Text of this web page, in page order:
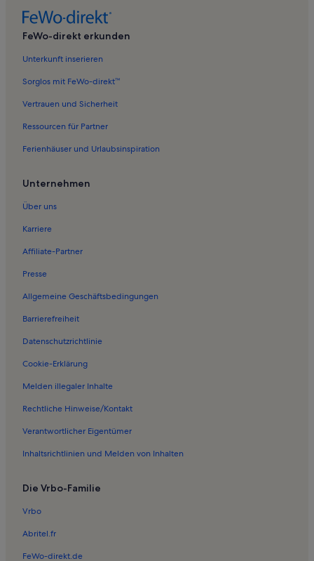
Ferienwohnungen in Sarntal
Ferienwohnungen in Prenn
Ferienwohnungen in Tal des Eisack
Ferienwohnungen in Hafling
Ferienwohnungen in Seilbahn Verdins-Tall
Ferienwohnungen in Sarntal
Ferienwohnungen in Schloss Velthurns
Ferienwohnungen in Ritten Arena
Ferienwohnungen in Seilbahn Meran 2000
Ferienwohnungen in Seilbahn Taser
Ferienwohnungen in Umlaufbahn Falzeben
Ferienwohnungen in Gudon
Ferienwohnungen in Waidbruck
Ferienwohnungen in Pfarrkirche Kastelruth
Ferienwohnungen in Verdines
Ferienwohnungen in Vahrn
Ferienwohnungen in Schenna
Ferienwohnungen in Touristeninformation Sarntal
Ferienwohnungen in Oberbozen
FeWo-direkt erkunden
Unterkunft inserieren
Sorglos mit FeWo-direkt™
Vertrauen und Sicherheit
Ressourcen für Partner
Ferienhäuser und Urlaubsinspiration
Unternehmen
Über uns
Karriere
Affiliate-Partner
Presse
Allgemeine Geschäftsbedingungen
Barrierefreiheit
Datenschutzrichtlinie
Cookie-Erklärung
Melden illegaler Inhalte
Rechtliche Hinweise/Kontakt
Verantwortlicher Eigentümer
Inhaltsrichtlinien und Melden von Inhalten
Die Vrbo-Familie
Vrbo
Abritel.fr
FeWo-direkt.de